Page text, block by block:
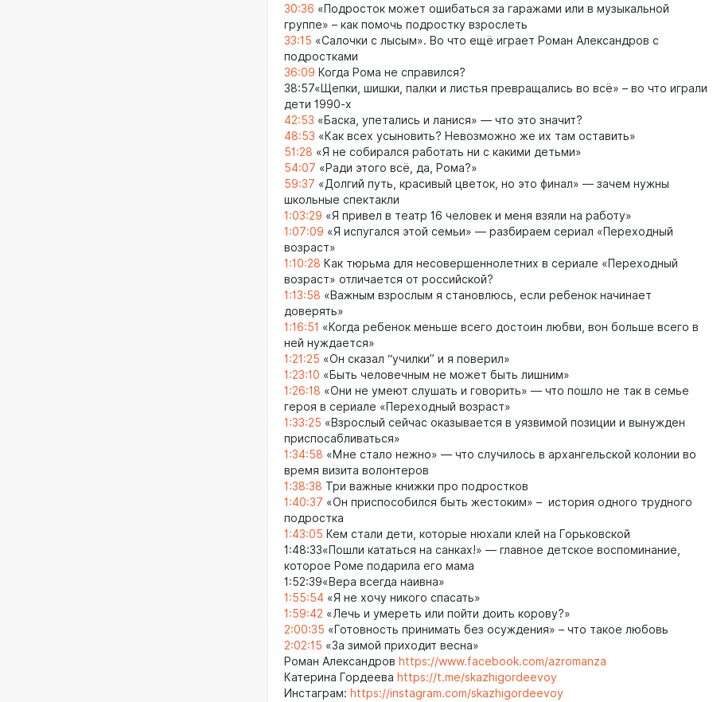
30:36 «Подросток может ошибаться за гаражами или в музыкальной
группе» – как помочь подростку взрослеть
33:15 «Салочки с лысым». Во что ещё играет Роман Александров с
подростками
36:09 Когда Рома не справился?
38:57«Щепки, шишки, палки и листья превращались во всё» – во что играли
дети 1990-х
42:53 «Баска, упетались и ланися» — что это значит?
48:53 «Как всех усыновить? Невозможно же их там оставить»
51:28 «Я не собирался работать ни с какими детьми»
54:07 «Ради этого всё, да, Рома?»
59:37 «Долгий путь, красивый цветок, но это финал» — зачем нужны
школьные спектакли
1:03:29 «Я привел в театр 16 человек и меня взяли на работу»
1:07:09 «Я испугался этой семьи» — разбираем сериал «Переходный
возраст»
1:10:28 Как тюрьма для несовершеннолетних в сериале «Переходный
возраст» отличается от российской?
1:13:58 «Важным взрослым я становлюсь, если ребенок начинает
доверять»
1:16:51 «Когда ребенок меньше всего достоин любви, вон больше всего в
ней нуждается»
1:21:25 «Он сказал “училки” и я поверил»
1:23:10 «Быть человечным не может быть лишним»
1:26:18 «Они не умеют слушать и говорить» — что пошло не так в семье
героя в сериале «Переходный возраст»
1:33:25 «Взрослый сейчас оказывается в уязвимой позиции и вынужден
приспосабливаться»
1:34:58 «Мне стало нежно» — что случилось в архангельской колонии во
время визита волонтеров
1:38:38 Три важные книжки про подростков
1:40:37 «Он приспособился быть жестоким» – история одного трудного
подростка
1:43:05 Кем стали дети, которые нюхали клей на Горьковской
1:48:33«Пошли кататься на санках!» — главное детское воспоминание,
которое Роме подарила его мама
1:52:39«Вера всегда наивна»
1:55:54 «Я не хочу никого спасать»
1:59:42 «Лечь и умереть или пойти доить корову?»
2:00:35 «Готовность принимать без осуждения» – что такое любовь
2:02:15 «За зимой приходит весна»
Роман Александров https://www.facebook.com/azromanza
Катерина Гордеева https://t.me/skazhigordeevoy
Инстаграм: https://instagram.com/skazhigordeevoy